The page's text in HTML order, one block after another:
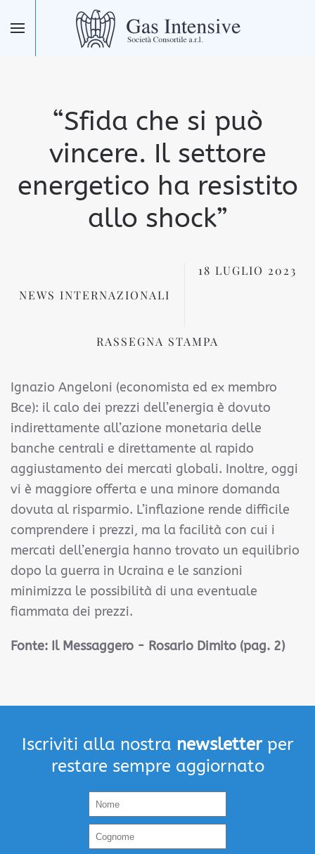
Skip to main content
“Sfida che si può
vincere. Il settore
energetico ha resistito
allo shock”
NEWS INTERNAZIONALI
18 LUGLIO 2023
RASSEGNA STAMPA
Ignazio Angeloni (economista ed ex membro
Bce): il calo dei prezzi dell’energia è dovuto
indirettamente all’azione monetaria delle
banche centrali e direttamente al rapido
aggiustamento dei mercati globali. Inoltre, oggi
vi è maggiore offerta e una minore domanda
dovuta al risparmio. L’inflazione rende difficile
comprendere i prezzi, ma la facilità con cui i
mercati dell’energia hanno trovato un equilibrio
dopo la guerra in Ucraina e le sanzioni
minimizza le possibilità di una eventuale
fiammata dei prezzi.
Fonte: Il Messaggero - Rosario Dimito (pag. 2)
Iscriviti alla nostra newsletterper
restare sempre aggiornato